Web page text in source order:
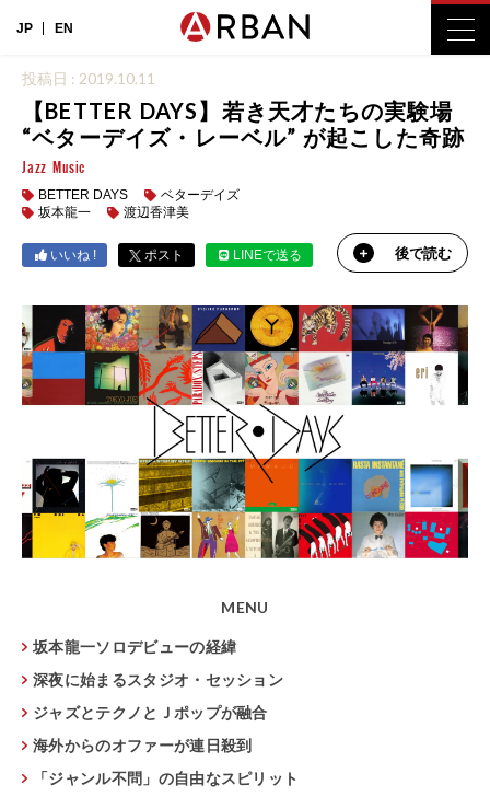
JP EN
投稿日 : 2019.10.11
【BETTER DAYS】若き天才たちの実験場
“ベターデイズ・レーベル” が起こした奇跡
Jazz Music
BETTER DAYS
ベターデイズ
坂本龍一
渡辺香津美
いいね ! ポスト LINEで送る 後で読む
MENU
坂本龍一ソロデビューの経緯
深夜に始まるスタジオ・セッション
ジャズとテクノとＪポップが融合
海外からのオファーが連日殺到
「ジャンル不問」の自由なスピリット